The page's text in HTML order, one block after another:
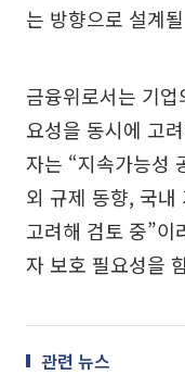
는 방향으로 설계
금융위로서는 기
요성을 동시에 고
자는 “지속가능성
외 규제 동향, 국내
고려해 검토 중”이
자 보호 필요성을
관련 뉴스